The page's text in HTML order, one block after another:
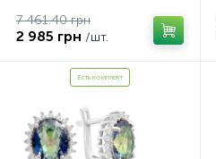
7 461.40 грн
2 985 грн /шт.
Есть комплект